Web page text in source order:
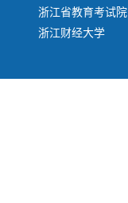
浙江省教育考试院
浙江财经大学